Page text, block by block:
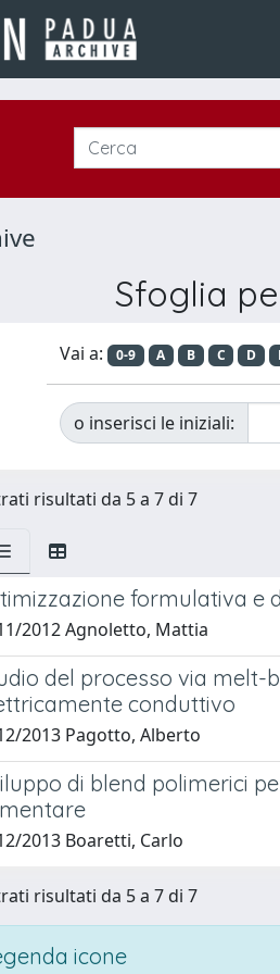
Sfoglia
Vai a: 0-9 A B C D
o inserisci le iniziali:
risultati da 5 a 7 di 7
formulativa e
2012 Agnoletto, Mattia
del processo via
conduttivo
2013 Pagotto, Alberto
di blend polimerici
2013 Boaretti, Carlo
risultati da 5 a 7 di 7
icone